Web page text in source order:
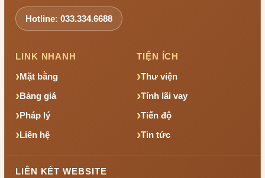
Hotline: 033.334.6688
LINK NHANH
Mặt bằng
Bảng giá
Pháp lý
Liên hệ
TIỆN ÍCH
Thư viện
Tính lãi vay
Tiến độ
Tin tức
LIÊN KẾT WEBSITE